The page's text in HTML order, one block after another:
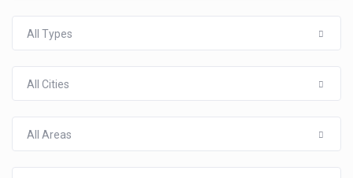
All Types
All Cities
All Areas